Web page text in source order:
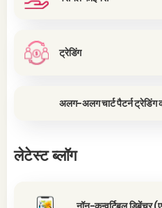
ट्रेडिंग
अलग-अलग चार्ट पैटर्न ट्रेडिंग
लेटेस्ट ब्लॉग